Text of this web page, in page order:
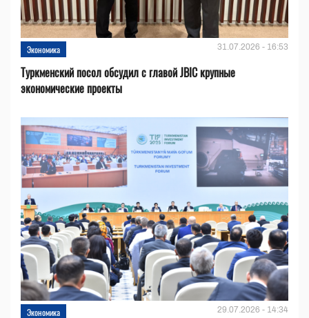
Экономика 31.07.2026 - 16:53
Туркменский посол обсудил с главой JBIC крупные
экономические проекты
Экономика 29.07.2026 - 14:34